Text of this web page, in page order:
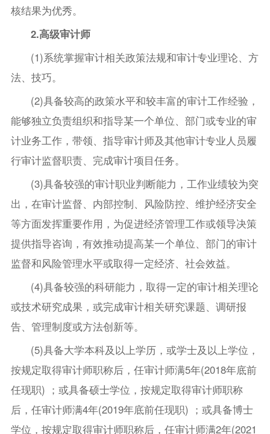
核结果为优秀。
2.高级审计师
(1)系统掌握审计相关政策法规和审计专业理论、方
法、技巧。
(2)具备较高的政策水平和较丰富的审计工作经验，
能够独立负责组织和指导某一个单位、部门或专业的审
计业务工作，带领、指导审计师及其他审计专业人员履
行审计监督职责、完成审计项目任务。
(3)具备较强的审计职业判断能力，工作业绩较为突
出，在审计监督、内部控制、风险防控、维护经济安全
等方面发挥重要作用，为促进经济管理工作或领导决策
提供指导咨询，有效推动提高某一个单位、部门的审计
监督和风险管理水平或取得一定经济、社会效益。
(4)具备较强的科研能力，取得一定的审计相关理论
或技术研究成果，或完成审计相关研究课题、调研报
告、管理制度或方法创新等。
(5)具备大学本科及以上学历，或学士及以上学位，
按规定取得审计师职称后，任审计师满5年(2018年底前
任现职) ；或具备硕士学位，按规定取得审计师职称
后，任审计师满4年(2019年底前任现职) ；或具备博士
学位，按规定取得审计师职称后，任审计师满2年(2021